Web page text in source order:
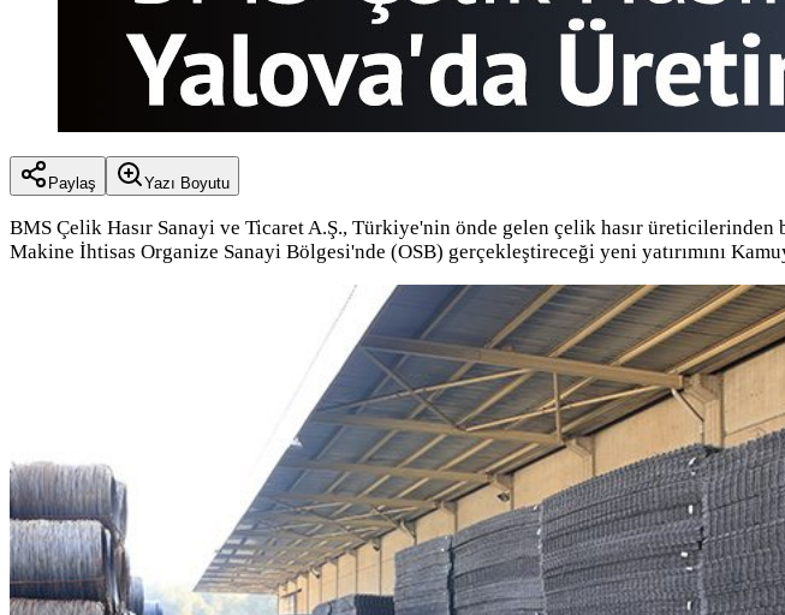
Paylaş Yazı Boyutu
BMS Çelik Hasır Sanayi ve Ticaret A.Ş., Türkiye'nin önde gelen çelik hasır
Makine İhtisas Organize Sanayi Bölgesi'nde (OSB) gerçekleştireceği yeni yatırımını